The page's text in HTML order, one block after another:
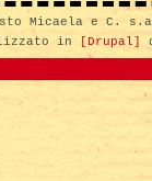
Micaela e C.
in
[Drupal]